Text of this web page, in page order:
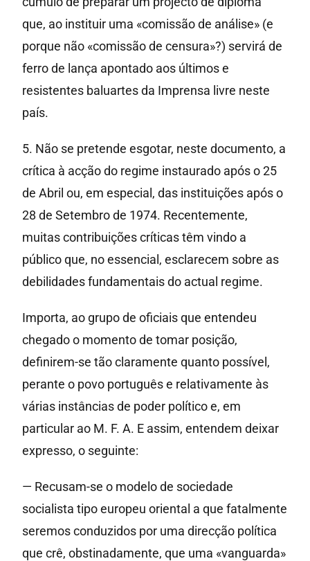
que, ao instituir uma «comissão de análise» (e
porque não «comissão de censura»?) servirá de
ferro de lança apontado aos últimos e
resistentes baluartes da Imprensa livre neste
país.
5. Não se pretende esgotar, neste documento, a
crítica à acção do regime instaurado após o 25
de Abril ou, em especial, das instituições após o
28 de Setembro de 1974. Recentemente,
muitas contribuições críticas têm vindo a
público que, no essencial, esclarecem sobre as
debilidades fundamentais do actual regime.
Importa, ao grupo de oficiais que entendeu
chegado o momento de tomar posição,
definirem-se tão claramente quanto possível,
perante o povo português e relativamente às
várias instâncias de poder político e, em
particular ao M. F. A. E assim, entendem deixar
expresso, o seguinte:
— Recusam-se o modelo de sociedade
socialista tipo europeu oriental a que fatalmente
seremos conduzidos por uma direcção política
que crê, obstinadamente, que uma «vanguarda»